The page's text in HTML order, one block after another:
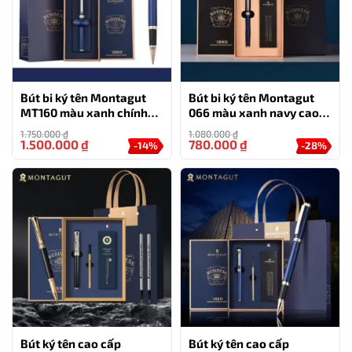
Tên sản phẩm: Montagut 066 màu đen
Thương hiệu: Montagut
Chất liệu: Kim loại
Bút bi ký tên Montagut
MT160 màu xanh chính
hãng làm quà tặng
1.750.000₫
-14%
1.500.000₫
Bút bi ký tên Montagut
066 màu xanh navy cao
cấp tặng kèm 2 ngòi thay
thế
1.080.000₫
-28%
780.000₫
Bút ký tên cao cấp
Bút ký tên cao cấp